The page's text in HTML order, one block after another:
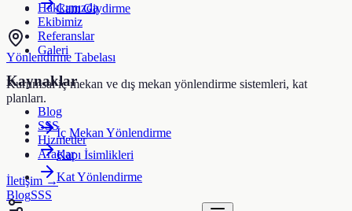
Hakkımızda
Ekibimiz
Referanslar
Galeri
Kaynaklar
Blog
SSS
Hizmetler
Araçlar
İletişim →
BlogSSS
Cam Giydirme
Yönlendirme Tabelası
Kurumsal iç mekan ve dış mekan yönlendirme sistemleri, kat
planları.
İç Mekan Yönlendirme
Kapı İsimlikleri
Kat Yönlendirme